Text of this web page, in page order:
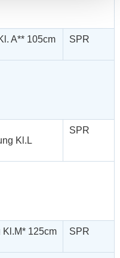
A** 105cm SPR
Kl.L
SPR
Kl.M* 125cm SPR